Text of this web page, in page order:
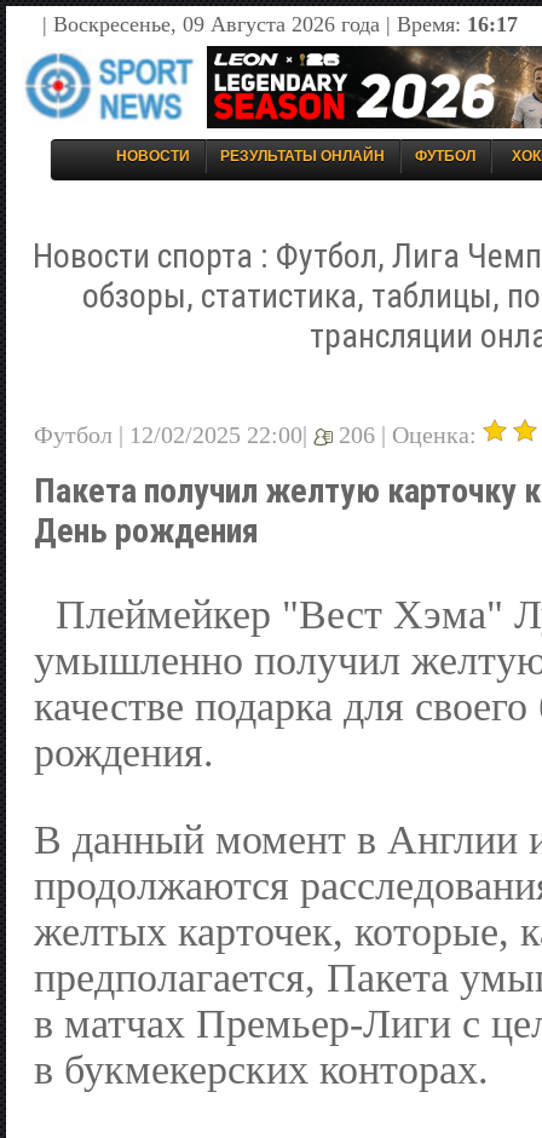
| Воскресенье, 09 Августа 2026 года | Время: 16:17
НОВОСТИ РЕЗУЛЬТАТЫ ОНЛАЙН ФУТБОЛ
Новости спорта : Футбол, Лига
обзоры, статистика, таблицы,
трансляции
Футбол | 12/02/2025 22:00| 206 | Оценка:
Пакета получил желтую карточку
День рождения
Плеймейкер "Вест Хэма"
умышленно получил
качестве подарка для
рождения.
В данный момент в Англии
продолжаются
желтых карточек, которые,
предполагается, Пакета
в матчах Премьер-Лиги с
в букмекерских конторах.